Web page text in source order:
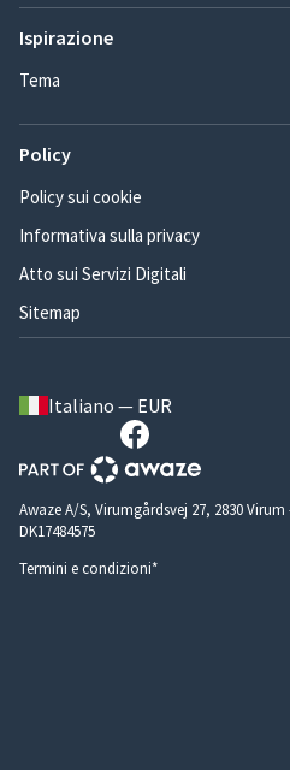
Ispirazione
Tema
Policy
Policy sui cookie
Informativa sulla privacy
Atto sui Servizi Digitali
Sitemap
Italiano — EUR
Awaze A/S, Virumgårdsvej 27, 2830
DK17484575
Termini e condizioni*